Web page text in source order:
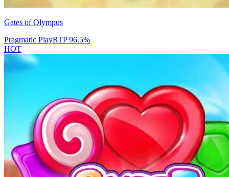
Gates of Olympus
Pragmatic PlayRTP96.5%
HOT